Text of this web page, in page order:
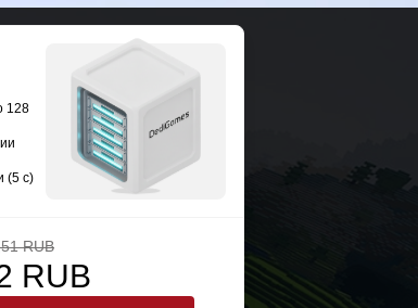
Forge 1.18.2-40.2.17
Forge 1.18.2-40.2.17
128
(5 с)
RUB
RUB